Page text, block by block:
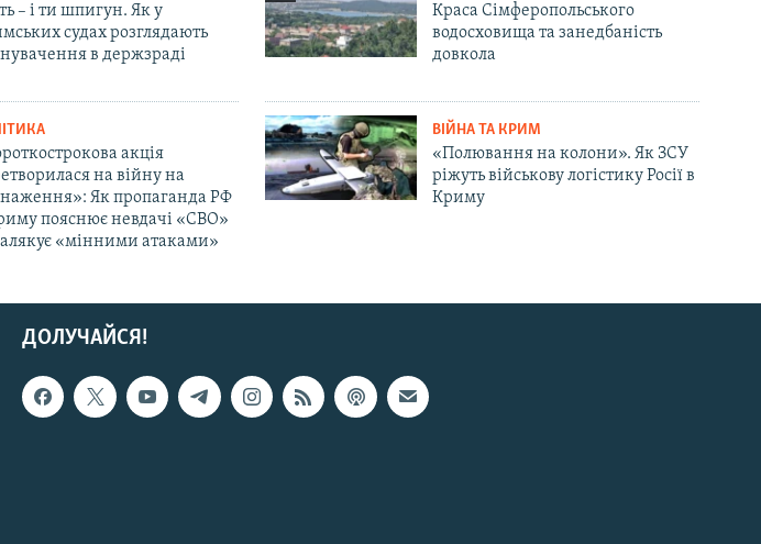
– і ти шпигун. Як у
судах розглядають
в держзраді
Краса Сімферопольського
водосховища та занедбаність
довкола
акція
на війну на
Як пропаганда РФ
пояснює невдачі «СВО»
«мінними атаками»
ВІЙНА ТА КРИМ
«Полювання на колони». Як ЗСУ
ріжуть військову логістику Росії в
Криму
ДОЛУЧАЙСЯ!